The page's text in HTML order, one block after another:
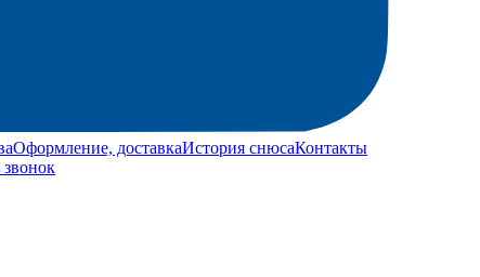
Оформление, доставкаИстория снюсаКонтакты
звонок